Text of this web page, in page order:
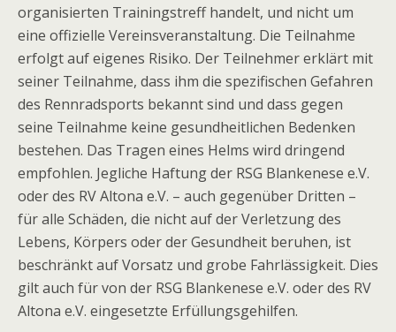
organisierten Trainingstreff handelt, und nicht um
eine offizielle Vereinsveranstaltung. Die Teilnahme
erfolgt auf eigenes Risiko. Der Teilnehmer erklärt mit
seiner Teilnahme, dass ihm die spezifischen Gefahren
des Rennradsports bekannt sind und dass gegen
seine Teilnahme keine gesundheitlichen Bedenken
bestehen. Das Tragen eines Helms wird dringend
empfohlen. Jegliche Haftung der RSG Blankenese e.V.
oder des RV Altona e.V. – auch gegenüber Dritten –
für alle Schäden, die nicht auf der Verletzung des
Lebens, Körpers oder der Gesundheit beruhen, ist
beschränkt auf Vorsatz und grobe Fahrlässigkeit. Dies
gilt auch für von der RSG Blankenese e.V. oder des RV
Altona e.V. eingesetzte Erfüllungsgehilfen.